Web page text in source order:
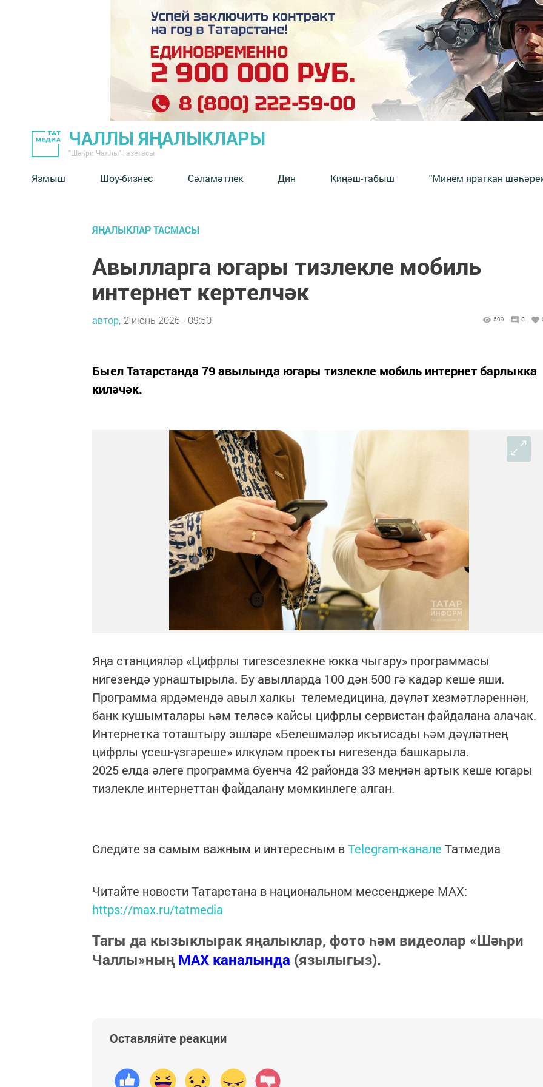
ЧАЛЛЫ ЯҢАЛЫКЛАРЫ
"Шәһри Чаллы" газетасы
Язмыш Шоу-бизнес Сәламәтлек Дин Киңәш-табыш "Минем яраткан
ЯҢАЛЫКЛАР ТАСМАСЫ
Авылларга югары тизлекле мобиль
интернет кертелчәк
автор, 2 июнь 2026 - 09:50 599 0
Быел Татарстанда 79 авылында югары тизлекле мобиль интернет барлыкка
киләчәк.
Яңа станцияләр «Цифрлы тигезсезлекне юкка чыгару» программасы
нигезендә урнаштырыла. Бу авылларда 100 дән 500 гә кадәр кеше яши.
Программа ярдәмендә авыл халкы телемедицина, дәүләт хезмәтләреннән,
банк кушымталары һәм теләсә кайсы цифрлы сервистан файдалана алачак.
Интернетка тоташтыру эшләре «Белешмәләр икътисады һәм дәүләтнең
цифрлы үсеш-үзгәреше» илкүләм проекты нигезендә башкарыла.
2025 елда әлеге программа буенча 42 районда 33 меңнән артык кеше югары
тизлекле интернеттан файдалану мөмкинлеге алган.
Следите за самым важным и интересным вTelegram-канале Татмедиа
Читайте новости Татарстана в национальном мессенджере MАХ:
https://max.ru/tatmedia
Тагы да кызыклырак яңалыклар, фото һәм видеолар «Шәһри
Чаллы»ныңMAX каналында (язылыгыз).
Оставляйте реакции